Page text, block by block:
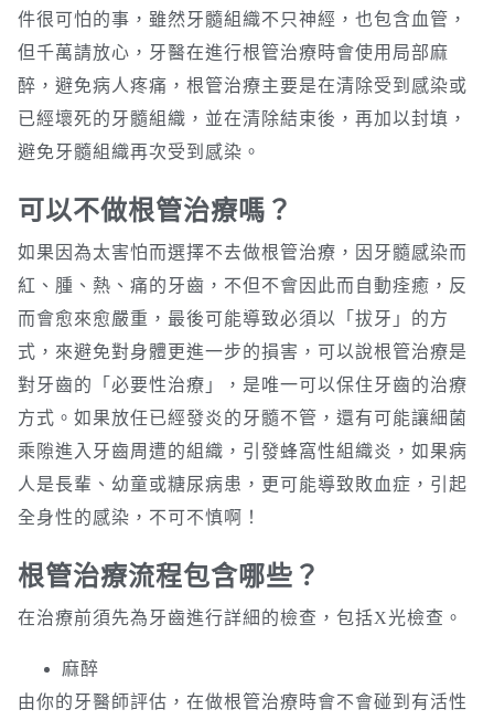
件很可怕的事，雖然牙髓組織不只神經，也包含血管，
但千萬請放心，牙醫在進行根管治療時會使用局部麻
醉，避免病人疼痛，根管治療主要是在清除受到感染或
已經壞死的牙髓組織，並在清除結束後，再加以封填，
避免牙髓組織再次受到感染。
可以不做根管治療嗎？
如果因為太害怕而選擇不去做根管治療，因牙髓感染而
紅、腫、熱、痛的牙齒，不但不會因此而自動痊癒，反
而會愈來愈嚴重，最後可能導致必須以「拔牙」的方
式，來避免對身體更進一步的損害，可以說根管治療是
對牙齒的「必要性治療」，是唯一可以保住牙齒的治療
方式。如果放任已經發炎的牙髓不管，還有可能讓細菌
乘隙進入牙齒周遭的組織，引發蜂窩性組織炎，如果病
人是長輩、幼童或糖尿病患，更可能導致敗血症，引起
全身性的感染，不可不慎啊！
根管治療流程包含哪些？
在治療前須先為牙齒進行詳細的檢查，包括X光檢查。
麻醉
由你的牙醫師評估，在做根管治療時會不會碰到有活性